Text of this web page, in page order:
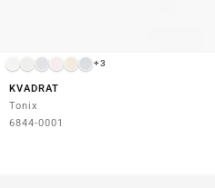
+3
KVADRAT
Tonix
6844-0001